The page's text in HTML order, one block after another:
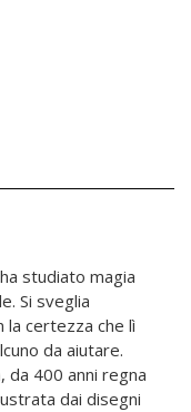
studiato magia
Si sveglia
la certezza che lì
da aiutare.
da 400 anni regna
dai disegni